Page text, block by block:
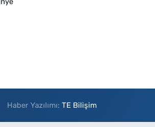
Haber Yazılımı:TE Bilişim